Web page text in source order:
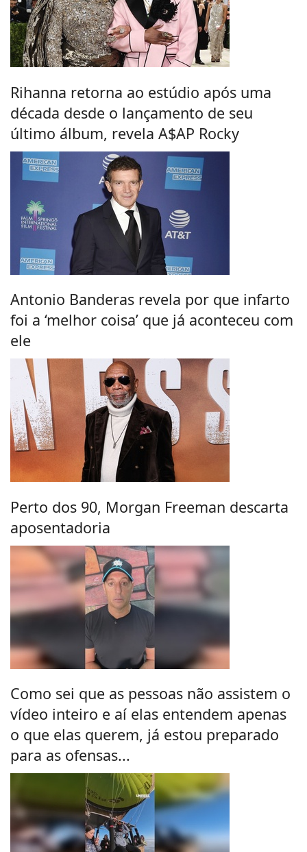
Rihanna retorna ao estúdio após uma
década desde o lançamento de seu
último álbum, revela A$AP Rocky
Antonio Banderas revela por que infarto
foi a ‘melhor coisa’ que já aconteceu com
ele
Perto dos 90, Morgan Freeman descarta
aposentadoria
Como sei que as pessoas não assistem o
vídeo inteiro e aí elas entendem apenas
o que elas querem, já estou preparado
para as ofensas...